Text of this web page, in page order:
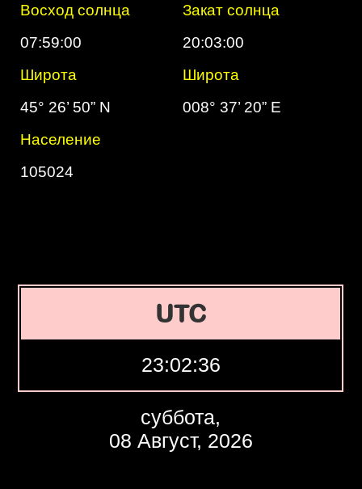
Восход солнца
Закат солнца
07:59:00
20:03:00
Широта
Широта
45° 26’ 50” N
008° 37’ 20” E
Население
105024
UTC
23:02:37
суббота,
08 Август, 2026